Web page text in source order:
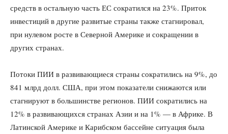
средств в остальную часть ЕС сократился на 23%. Приток
инвестиций в другие развитые страны также стагнировал,
при нулевом росте в Северной Америке и сокращении в
других странах.
Потоки ПИИ в развивающиеся страны сократились на 9%, до
841 млрд долл. США, при этом показатели снижаются или
стагнируют в большинстве регионов. ПИИ сократились на
12% в развивающихся странах Азии и на 1% — в Африке. В
Латинской Америке и Карибском бассейне ситуация была